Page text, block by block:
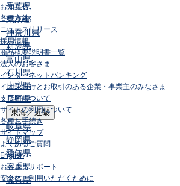
千葉県
東京都
神奈川県
新潟県
富山県
石川県
山梨県
長野県
東海／近畿
岐阜県
静岡県
愛知県
三重県
滋賀県
お知らせ
各種方針
ニュースリリース
採用情報
商品概要説明書一覧
法人のお客さま
インターネットバンキング
イオン銀行とお取引のある企業・事業主のみなさま
支店名について
サイトの利用について
各種お手続き
サイトマップ
よくあるご質問
English
お客さまサポート
安全にご利用いただくために